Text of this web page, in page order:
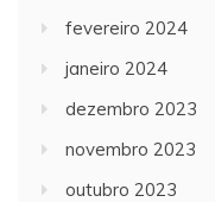
fevereiro 2024
janeiro 2024
dezembro 2023
novembro 2023
outubro 2023